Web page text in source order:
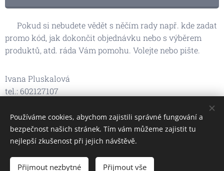
💌 Pokud si nebudete vědět s něčím rady např. kde zadat
promo kód, jak dokončit objednávku nebo s výběrem
produktů, atd. ráda Vám pomohu. Volejte nebo pište.
Ivana Pluskalová
tel.: 602127107
Ivana Pluskalová Oriflame / Wellosophy
Používáme cookies, abychom zajistili správné fungování a
bezpečnost našich stránek. Tím vám můžeme zajistit tu
nejlepší zkušenost při jejich návštěvě.
Přijmout nezbytné Přijmout vše